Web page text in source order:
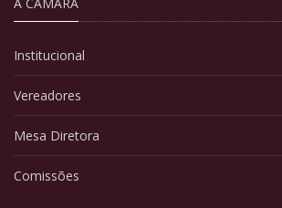
Institucional
Vereadores
Mesa Diretora
Comissões